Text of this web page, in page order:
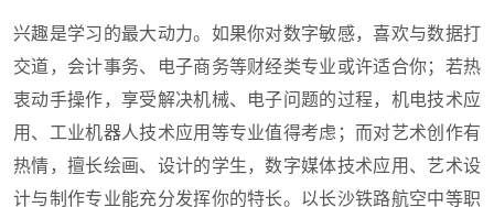
兴趣是学习的最大动力。如果你对数字敏感，喜欢与数据打
交道，会计事务、电子商务等财经类专业或许适合你；若热
衷动手操作，享受解决机械、电子问题的过程，机电技术应
用、工业机器人技术应用等专业值得考虑；而对艺术创作有
热情，擅长绘画、设计的学生，数字媒体技术应用、艺术设
计与制作专业能充分发挥你的特长。以长沙铁路航空中等职